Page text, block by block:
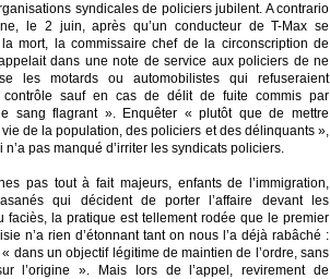
syndicales de policiers jubilent. A contrario
le 2 juin, après qu’un conducteur de T-Max se
mort, la commissaire chef de la circonscription de
dans une note de service aux policiers de ne
les motards ou automobilistes qui refuseraient
contrôle sauf en cas de délit de fuite commis par
sang flagrant ». Enquêter « plutôt que de mettre
de la population, des policiers et des délinquants »,
pas manqué d’irriter les syndicats policiers.
pas tout à fait majeurs, enfants de l’immigration,
qui décident de porter l’affaire devant les
la pratique est tellement rodée que le premier
n’a rien d’étonnant tant on nous l’a déjà rabâché :
dans un objectif légitime de maintien de l’ordre, sans
l’origine ». Mais lors de l’appel, revirement de